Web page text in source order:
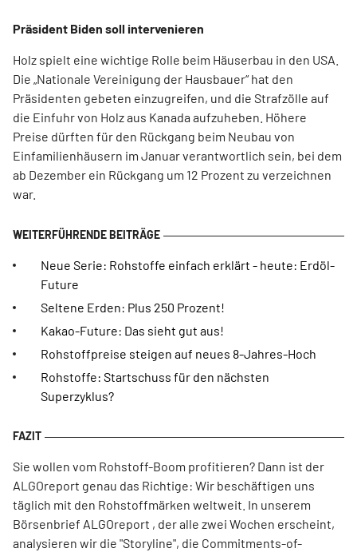
Präsident Biden soll intervenieren
Holz spielt eine wichtige Rolle beim Häuserbau in den USA.
Die „Nationale Vereinigung der Hausbauer“ hat den
Präsidenten gebeten einzugreifen, und die Strafzölle auf
die Einfuhr von Holz aus Kanada aufzuheben. Höhere
Preise dürften für den Rückgang beim Neubau von
Einfamilienhäusern im Januar verantwortlich sein, bei dem
ab Dezember ein Rückgang um 12 Prozent zu verzeichnen
war.
Neue Serie: Rohstoffe einfach erklärt - heute: Erdöl-
Future
Seltene Erden: Plus 250 Prozent!
Kakao-Future: Das sieht gut aus!
Rohstoffpreise steigen auf neues 8-Jahres-Hoch
Rohstoffe: Startschuss für den nächsten
Superzyklus?
Sie wollen vom Rohstoff-Boom profitieren? Dann ist der
ALGOreport genau das Richtige: Wir beschäftigen uns
täglich mit den Rohstoffmärken weltweit. In unserem
Börsenbrief ALGOreport , der alle zwei Wochen erscheint,
analysieren wir die "Storyline", die Commitments-of-